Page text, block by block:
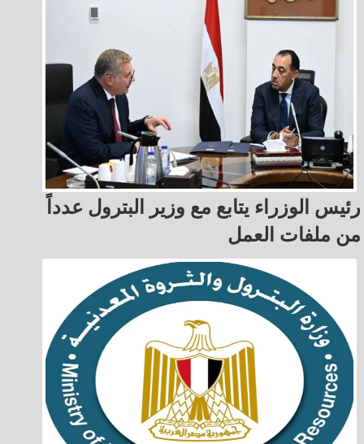
رئيس الوزراء يتابع مع وزير البترول عدداً
من ملفات العمل